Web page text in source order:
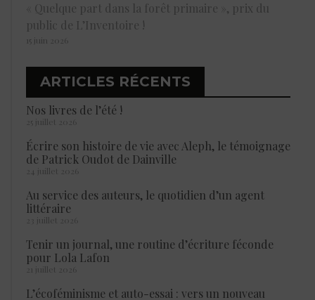
« Quelque part dans la forêt primaire », prix du
public de L’Inventoire !
15 juin 2026
ARTICLES RÉCENTS
Nos livres de l’été !
25 juillet 2026
Écrire son histoire de vie avec Aleph, le témoignage
de Patrick Oudot de Dainville
24 juillet 2026
Au service des auteurs, le quotidien d’un agent
littéraire
23 juillet 2026
Tenir un journal, une routine d’écriture féconde
pour Lola Lafon
21 juillet 2026
L’écoféminisme et auto-essai : vers un nouveau